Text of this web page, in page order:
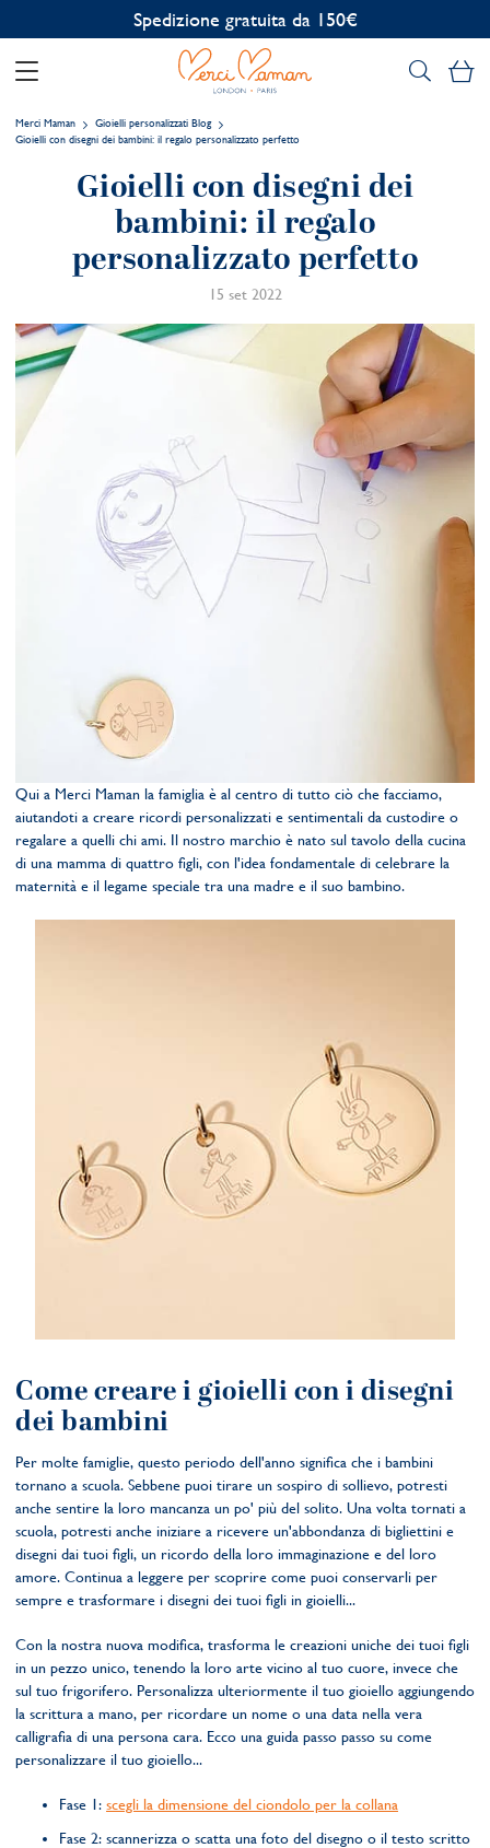
Spedizione gratuita da 150€
Il
Merci Maman
Gioielli personalizzati Blog
Gioielli con disegni dei bambini: il regalo personalizzato perfetto
Gioielli con disegni dei
bambini: il regalo
personalizzato perfetto
15 set 2022
Qui a Merci Maman la famiglia è al centro di tutto ciò che facciamo,
aiutandoti a creare ricordi personalizzati e sentimentali da custodire o
regalare a quelli chi ami. Il nostro marchio è nato sul tavolo della cucina
di una mamma di quattro figli, con l'idea fondamentale di celebrare la
maternità e il legame speciale tra una madre e il suo bambino.
Come creare i gioielli con i disegni
dei bambini
Per molte famiglie, questo periodo dell'anno significa che i bambini
tornano a scuola. Sebbene puoi tirare un sospiro di sollievo, potresti
anche sentire la loro mancanza un po' più del solito. Una volta tornati a
scuola, potresti anche iniziare a ricevere un'abbondanza di bigliettini e
disegni dai tuoi figli, un ricordo della loro immaginazione e del loro
amore. Continua a leggere per scoprire come puoi conservarli per
sempre e trasformare i disegni dei tuoi figli in gioielli...
Con la nostra nuova modifica, trasforma le creazioni uniche dei tuoi figli
in un pezzo unico, tenendo la loro arte vicino al tuo cuore, invece che
sul tuo frigorifero. Personalizza ulteriormente il tuo gioiello aggiungendo
la scrittura a mano, per ricordare un nome o una data nella vera
calligrafia di una persona cara. Ecco una guida passo passo su come
personalizzare il tuo gioiello...
Fase 1: scegli la dimensione del ciondolo per la collana
Fase 2: scannerizza o scatta una foto del disegno o il testo scritto